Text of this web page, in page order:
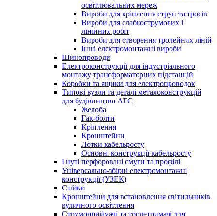
освітлювальних мереж
Вироби для кріплення струн та тросів
Вироби для слабкострумових і
лінійних робіт
Вироби для створення тролейних ліній
Інші електромонтажні вироби
Шинопроводи
Електроконструкції для індустріального
монтажу трансформаторних підстанцій
Коробки та ящики для електропроводок
Типові вузли та деталі металоконструкцій
для будівництва АТС
Желоба
Гак-болти
Кріплення
Кронштейни
Лотки кабельросту
Основні конструкції кабельросту
Гнуті перфоровані смуги та профілі
Універсально-збірні електромонтажні
конструкції (УЗЕК)
Стійки
Кронштейни для встановлення світильників
вуличного освітлення
Струмоприймачі та тролетримачі для